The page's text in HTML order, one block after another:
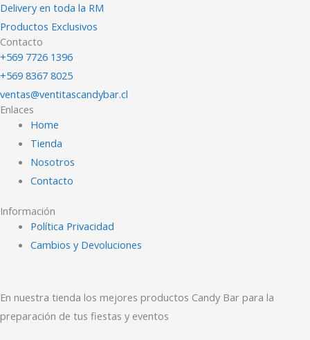
Delivery en toda la RM
Productos Exclusivos
Contacto
+569 7726 1396
+569 8367 8025
ventas@ventitascandybar.cl
Enlaces
Home
Tienda
Nosotros
Contacto
Información
Política Privacidad
Cambios y Devoluciones
En nuestra tienda los mejores productos Candy Bar para la
preparación de tus fiestas y eventos